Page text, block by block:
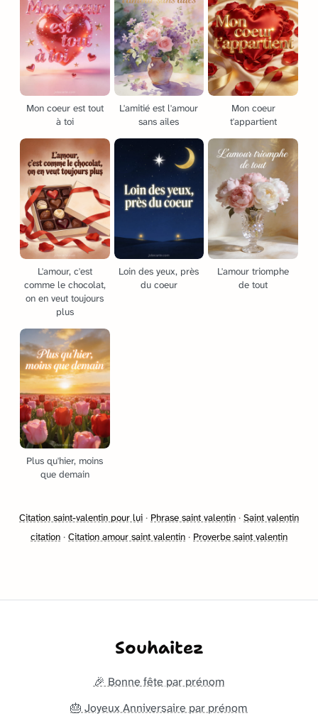
Mon coeur est tout
à toi
L'amitié est l'amour
sans ailes
Mon coeur
t'appartient
L'amour, c'est
comme le chocolat,
on en veut toujours
plus
Loin des yeux, près
du coeur
L'amour triomphe
de tout
Plus qu'hier, moins
que demain
Citation saint-valentin pour lui · Phrase saint valentin · Saint valentin
citation · Citation amour saint valentin · Proverbe saint valentin
Souhaitez
🎉 Bonne fête par prénom
🎂 Joyeux Anniversaire par prénom